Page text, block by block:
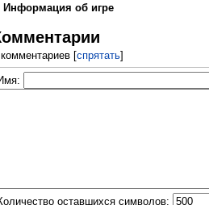
Информация об игре
[спрятать]
оставшихся символов: